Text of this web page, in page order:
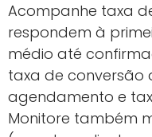
Acompanhe taxa
respondem à
médio até
taxa de
agendamento e
Monitore também